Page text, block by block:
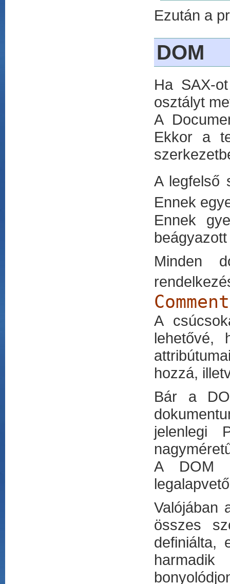
Ezután a
DOM
Ha SAX-
osztályt
A
Ekkor a
A legfelső
Ennek
Ennek
Minden
A
lehetővé,
hozzá,
Bár a
jelenlegi
A DOM
Valójában
összes
definiálta,